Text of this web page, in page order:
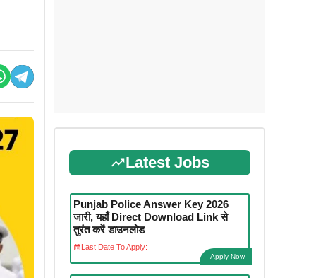
Latest Jobs
Punjab Police Answer Key 2026
जारी, यहाँ Direct Download Link से
तुरंत करें डाउनलोड
Last Date To Apply:
Apply Now